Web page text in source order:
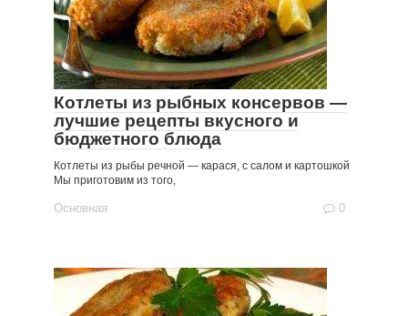
Котлеты из рыбных консервов —
лучшие рецепты вкусного и
бюджетного блюда
Котлеты из рыбы речной — карася, с салом и картошкой
Мы приготовим из того,
Основная 0